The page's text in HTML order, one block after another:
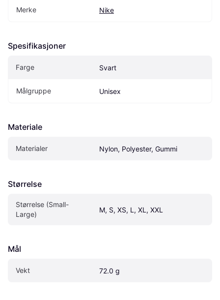
Merke Nike
Spesifikasjoner
Farge Svart
Målgruppe Unisex
Materiale
Materialer Nylon, Polyester, Gummi
Størrelse
Størrelse (Small-
Large)
M, S, XS, L, XL, XXL
Mål
Vekt 72.0 g